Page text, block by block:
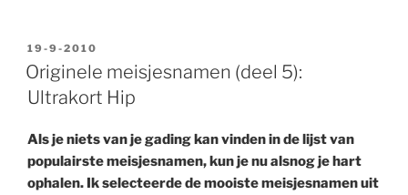
GEPLAATST
OP
19-9-2010
Originele meisjesnamen (deel 5):
Ultrakort Hip
Als je niets van je gading kan vinden in de lijst van
populairste meisjesnamen, kun je nu alsnog je hart
ophalen. Ik selecteerde de mooiste meisjesnamen uit